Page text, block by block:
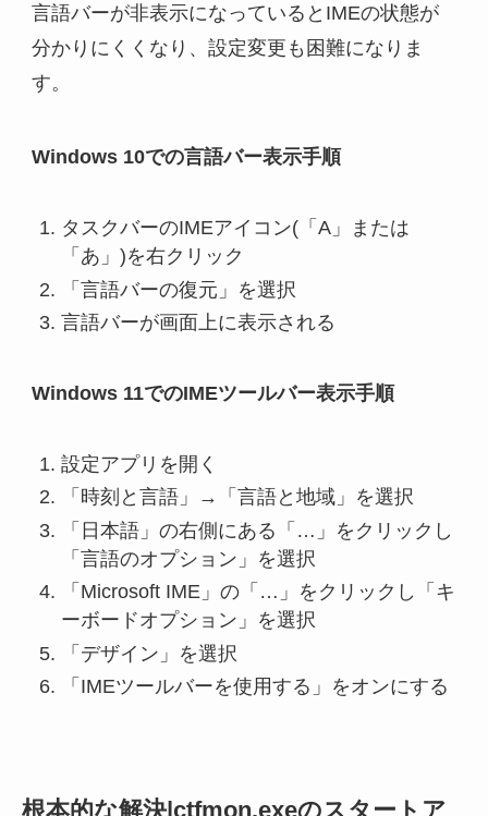
言語バーが非表示になっているとIMEの状態が
分かりにくくなり、設定変更も困難になりま
す。
Windows 10での言語バー表示手順
タスクバーのIMEアイコン(「A」または
「あ」)を右クリック
「言語バーの復元」を選択
言語バーが画面上に表示される
Windows 11でのIMEツールバー表示手順
設定アプリを開く
「時刻と言語」→「言語と地域」を選択
「日本語」の右側にある「…」をクリックし
「言語のオプション」を選択
「Microsoft IME」の「…」をクリックし「キ
ーボードオプション」を選択
「デザイン」を選択
「IMEツールバーを使用する」をオンにする
根本的な解決|ctfmon.exeのスタートア